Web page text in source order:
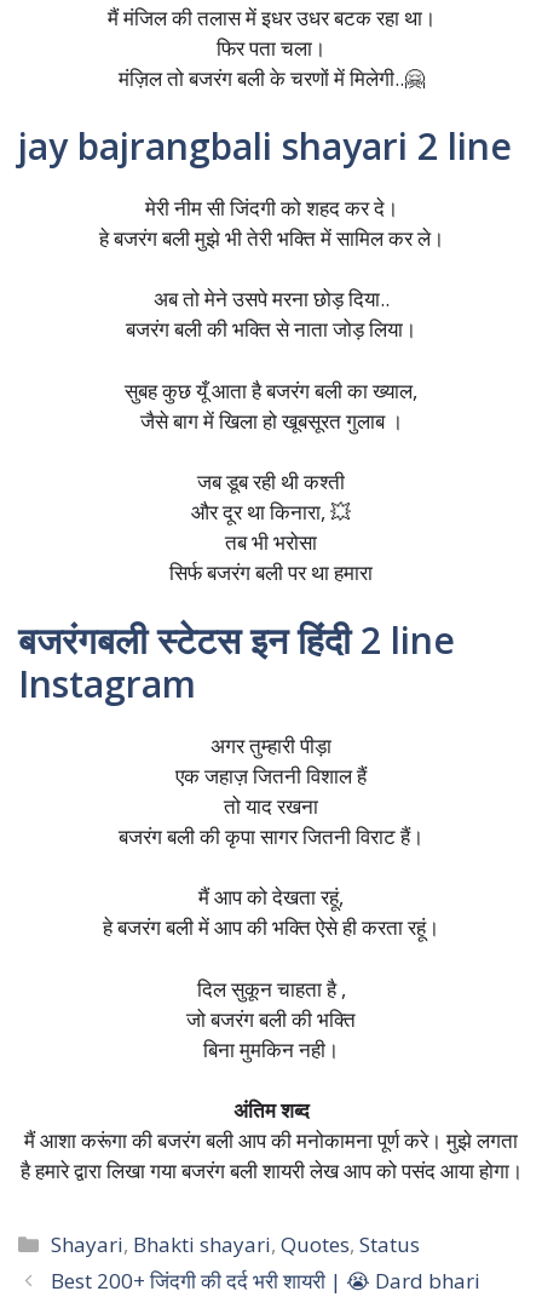
मैं मंजिल की तलास में इधर उधर बटक रहा था।
फिर पता चला।
मंज़िल तो बजरंग बली के चरणों में मिलेगी..🤗
jay bajrangbali shayari 2 line
मेरी नीम सी जिंदगी को शहद कर दे।
हे बजरंग बली मुझे भी तेरी भक्ति में सामिल कर ले।
अब तो मेने उसपे मरना छोड़ दिया..
बजरंग बली की भक्ति से नाता जोड़ लिया।
सुबह कुछ यूँ आता है बजरंग बली का ख्याल,
जैसे बाग में खिला हो खूबसूरत गुलाब ।
जब डूब रही थी कश्ती
और दूर था किनारा, 💥
तब भी भरोसा
सिर्फ बजरंग बली पर था हमारा
बजरंगबली स्टेटस इन हिंदी 2 line
Instagram
अगर तुम्हारी पीड़ा
एक जहाज़ जितनी विशाल हैं
तो याद रखना
बजरंग बली की कृपा सागर जितनी विराट हैं।
मैं आप को देखता रहूं,
हे बजरंग बली में आप की भक्ति ऐसे ही करता रहूं।
दिल सुकून चाहता है ,
जो बजरंग बली की भक्ति
बिना मुमकिन नही।
अंतिम शब्द
मैं आशा करूंगा की बजरंग बली आप की मनोकामना पूर्ण करे। मुझे लगता
है हमारे द्वारा लिखा गया बजरंग बली शायरी लेख आप को पसंद आया होगा।
Categories
Shayari, Bhakti shayari,Quotes,Status
Best 200+ जिंदगी की दर्द भरी शायरी | 😭 Dard bhari